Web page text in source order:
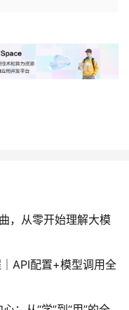
，从零开始理解大模
API配置+模型调用全